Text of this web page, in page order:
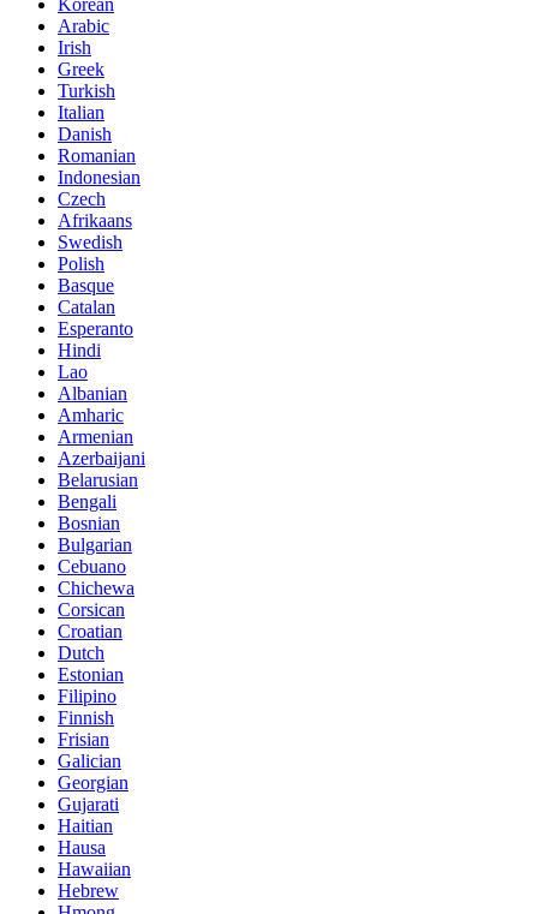
Korean
Arabic
Irish
Greek
Turkish
Italian
Danish
Romanian
Indonesian
Czech
Afrikaans
Swedish
Polish
Basque
Catalan
Esperanto
Hindi
Lao
Albanian
Amharic
Armenian
Azerbaijani
Belarusian
Bengali
Bosnian
Bulgarian
Cebuano
Chichewa
Corsican
Croatian
Dutch
Estonian
Filipino
Finnish
Frisian
Galician
Georgian
Gujarati
Haitian
Hausa
Hawaiian
Hebrew